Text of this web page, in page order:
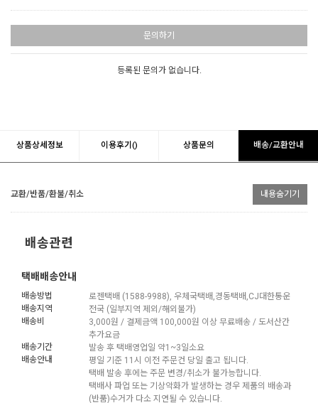
문의하기
등록된 문의가 없습니다.
상품상세정보 이용후기() 상품문의 배송/교환안내
교환/반품/환불/취소 내용숨기기
배송관련
택배배송안내
배송방법
로젠택배 (1588-9988), 우체국택배,경동택배,CJ대한통운
배송지역
전국 (일부지역 제외/해외불가)
배송비
3,000원 / 결제금액 100,000원 이상 무료배송 / 도서산간
추가요금
배송기간
발송 후 택배영업일 약1~3일소요
배송안내
평일 기준 11시 이전 주문건 당일 출고 됩니다.
택배 발송 후에는 주문 변경/취소가 불가능합니다.
택배사 파업 또는 기상악화가 발생하는 경우 제품의 배송과
(반품)수거가 다소 지연될 수 있습니다.